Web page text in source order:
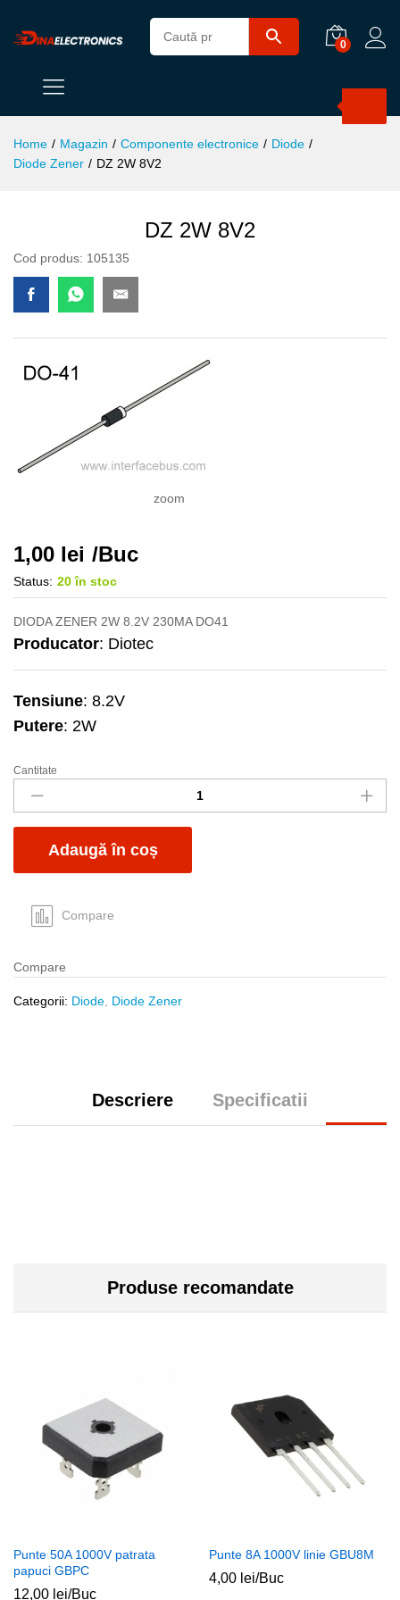
0
Home / Magazin / Componente electronice / Diode /
Diode Zener / DZ 2W 8V2
DZ 2W 8V2
Cod produs: 105135
zoom
1,00 lei /Buc
Status: 20 în stoc
DIODA ZENER 2W 8.2V 230MA DO41
Producator: Diotec
Tensiune: 8.2V
Putere: 2W
DZ
8V2
quantity
Cantitate
Adaugă în coș
Compare
Compare
Categorii: Diode Diode Zener
Descriere Specificatii
Produse recomandate
Punte 50A 1000V patrata
papuci GBPC
12,00 lei/Buc
Punte 8A 1000V linie GBU8M
4,00 lei/Buc